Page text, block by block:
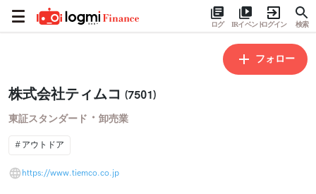
ログ IRイベントログイン 検索
フォロー
株式会社ティムコ (7501)
東証スタンダード ・ 卸売業
アウトドア
https://www.tiemco.co.jp